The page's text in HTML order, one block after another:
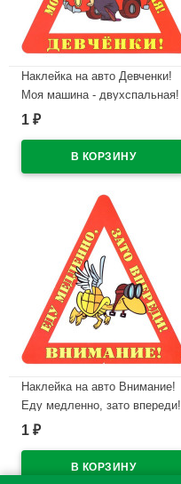
Наклейка на авто Девченки!
Моя машина - двухспальная!
арт.AVTO000012
1 ₽
Наклейка на авто Внимание!
Еду медленно, зато впереди!
арт.AVTO000005
1 ₽